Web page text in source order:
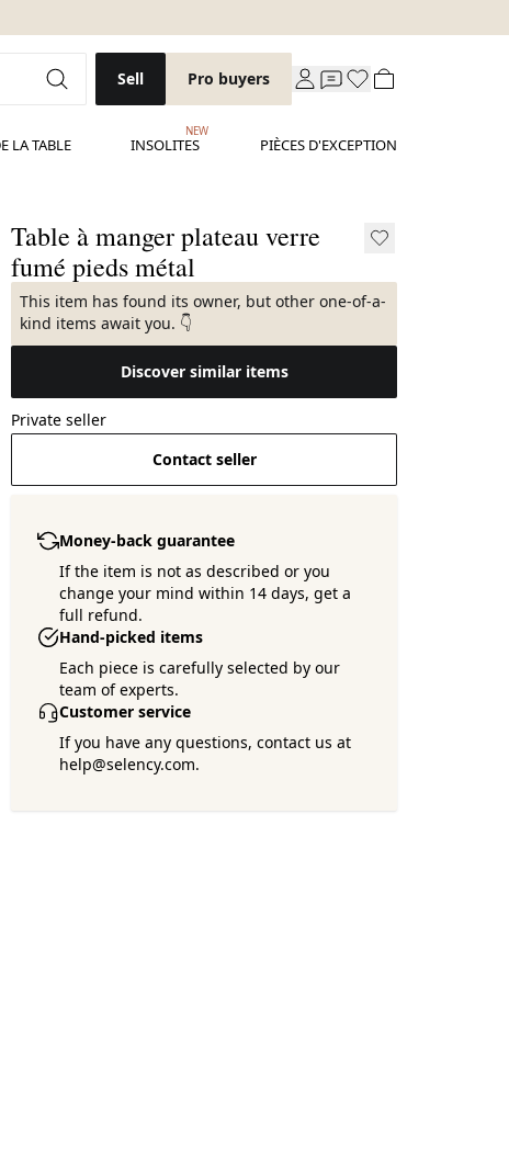
Sell Pro buyers
LA TABLE INSOLITES
NEW
PIÈCES D'EXCEPTION
Table à manger plateau verre
fumé pieds métal
This item has found its owner, but other one-of-a-
kind items await you. 👇
Discover similar items
Private seller
Contact seller
Money-back guarantee
If the item is not as described or you
change your mind within 14 days, get a
full refund.
Hand-picked items
Each piece is carefully selected by our
team of experts.
Customer service
If you have any questions, contact us at
help@selency.com.